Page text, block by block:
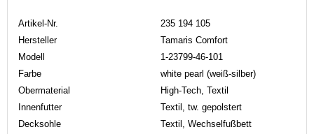
Artikel-Nr.
235 194 105
Hersteller
Tamaris Comfort
Modell
1-23799-46-101
Farbe
white pearl (weiß-silber)
Obermaterial
High-Tech, Textil
Innenfutter
Textil, tw. gepolstert
Decksohle
Textil, Wechselfußbett